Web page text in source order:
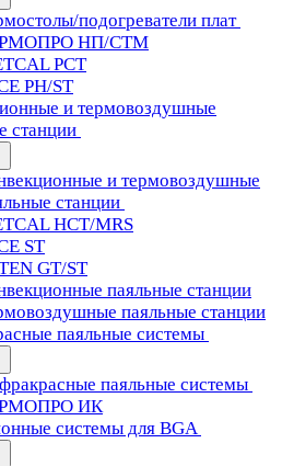
подогреватели плат
НП/СТМ
PCT
PH/ST
и термовоздушные
станции
и термовоздушные
станции
HCT/MRS
ST
GT/ST
паяльные станции
паяльные станции
паяльные системы
паяльные системы
ИК
системы для BGA